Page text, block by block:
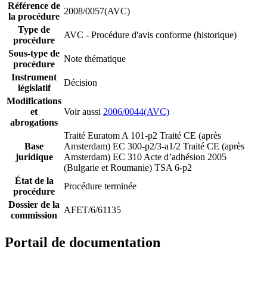
Référence de
la procédure
2008/0057(AVC)
Type de
procédure
AVC - Procédure d'avis conforme (historique)
Sous-type de
procédure
Note thématique
Instrument
législatif
Décision
Modifications
et
abrogations
Voir aussi 2006/0044(AVC)
Base
juridique
Traité Euratom A 101-p2 Traité CE (après
Amsterdam) EC 300-p2/3-a1/2 Traité CE (après
Amsterdam) EC 310 Acte d’adhésion 2005
(Bulgarie et Roumanie) TSA 6-p2
État de la
procédure
Procédure terminée
Dossier de la
commission
AFET/6/61135
Portail de documentation